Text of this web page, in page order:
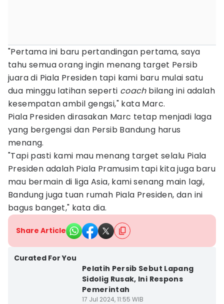
"Pertama ini baru pertandingan pertama, saya
tahu semua orang ingin menang target Persib
juara di Piala Presiden tapi kami baru mulai satu
dua minggu latihan seperti coachbilang ini adalah
kesempatan ambil gengsi," kata Marc.
Piala Presiden dirasakan Marc tetap menjadi laga
yang bergengsi dan Persib Bandung harus
menang.
"Tapi pasti kami mau menang target selalu Piala
Presiden adalah Piala Pramusim tapi kita juga baru
mau bermain di liga Asia, kami senang main lagi,
Bandung juga tuan rumah Piala Presiden, dan ini
bagus banget," kata dia.
Share Article
Curated For You
Pelatih Persib Sebut Lapang
Sidolig Rusak, Ini Respons
Pemerintah
17 Jul 2024, 11:55 WIB